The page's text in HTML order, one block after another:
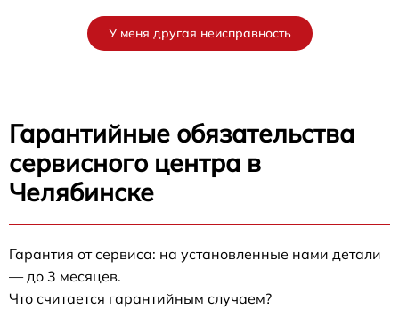
У меня другая неисправность
Гарантийные обязательства
сервисного центра в
Челябинске
Гарантия от сервиса: на установленные нами детали
— до 3 месяцев.
Что считается гарантийным случаем?